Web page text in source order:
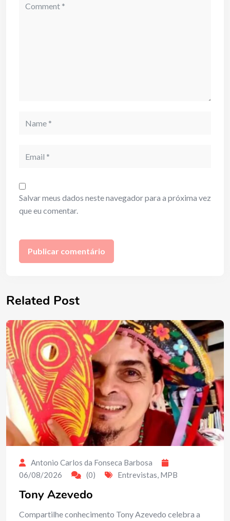
Comment
Salvar meus dados neste navegador para a próxima vez
que eu comentar.
Related Post
Antonio Carlos da Fonseca Barbosa
06/08/2026
(0) Entrevistas, MPB
Tony Azevedo
Compartilhe conhecimento Tony Azevedo celebra a